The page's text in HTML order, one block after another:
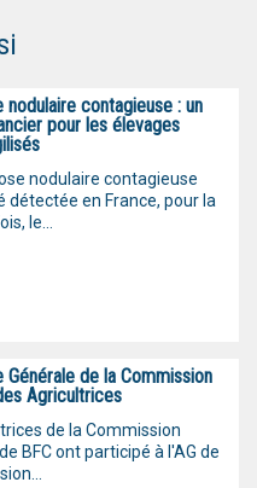
nodulaire contagieuse : un
pour les élevages
nodulaire contagieuse
détectée en France, pour la
le...
Générale de la Commission
Agricultrices
de la Commission
BFC ont participé à l'AG de